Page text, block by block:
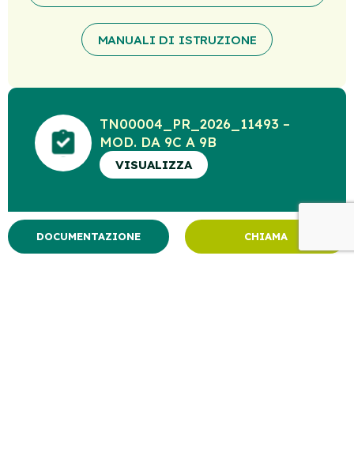
MANUALI DI ISTRUZIONE
TN00004_PR_2026_11493 –
MOD. DA 9C A 9B
VISUALIZZA
DOCUMENTAZIONE CHIAMA